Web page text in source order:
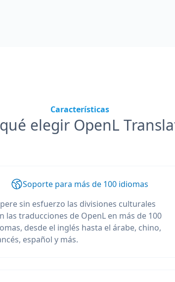
Características
elegir OpenL
Soporte para más de 100 idiomas
sin esfuerzo las divisiones culturales
las traducciones de OpenL en más de 100
desde el inglés hasta el árabe, chino,
español y más.